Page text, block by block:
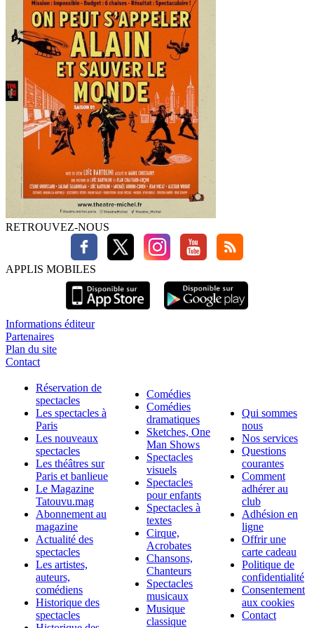
RETROUVEZ-NOUS
APPLIS MOBILES
Informations éditeur
Partenaires
Plan du site
Contact
Réservation de
spectacles
Les spectacles à
Paris
Les nouveaux
spectacles
Les théâtres sur
Paris et banlieue
Le Magazine
Tatouvu.mag
Abonnement au
magazine
Actualité des
spectacles
Les artistes,
auteurs,
comédiens
Historique des
spectacles
Comédies
Comédies
dramatiques
Sketches, One
Man Shows
Spectacles
visuels
Spectacles
pour enfants
Spectacles à
textes
Cirque,
Acrobates
Chansons,
Chanteurs
Spectacles
musicaux
Musique
classique
Qui sommes
nous
Nos services
Questions
courantes
Comment
adhérer au
club
Adhésion en
ligne
Offrir une
carte cadeau
Politique de
confidentialité
Consentement
aux cookies
Contact